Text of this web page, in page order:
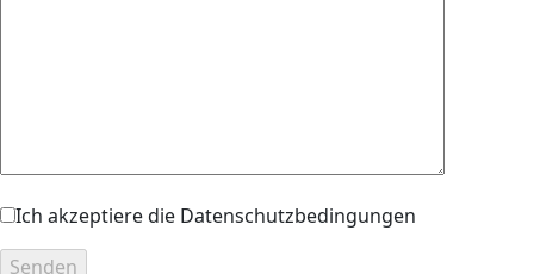
Ich akzeptiere die Datenschutzbedingungen